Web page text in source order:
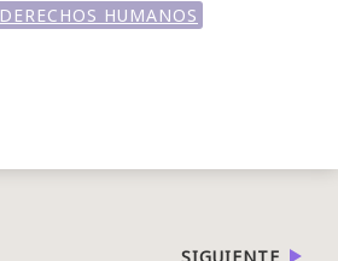
DERECHOS HUMANOS